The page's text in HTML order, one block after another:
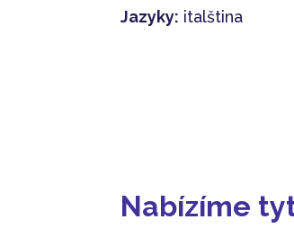
Jazyky: italština
Nabízíme